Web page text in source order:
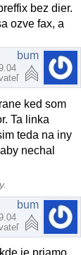
bez dier.
ozve fax, a
bum
ked som
Ta linka
teda na iny
nechal
bum